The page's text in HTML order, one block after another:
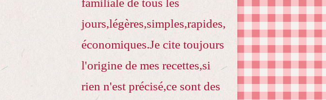
familiale de tous les
jours,légères,simples,rapides,
économiques.Je cite toujours
l'origine de mes recettes,si
rien n'est précisé,ce sont des